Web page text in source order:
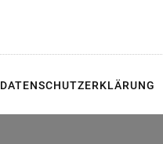
DATENSCHUTZERKLÄRUNG